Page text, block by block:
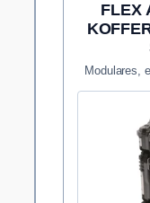
FLEX
Modulares,